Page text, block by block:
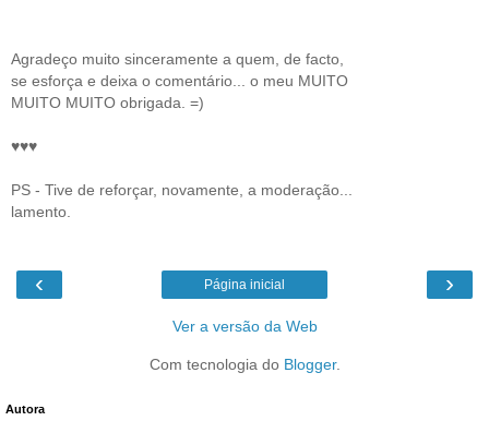
Agradeço muito sinceramente a quem, de facto,
se esforça e deixa o comentário... o meu MUITO
MUITO MUITO obrigada. =)
♥♥♥
PS - Tive de reforçar, novamente, a moderação...
lamento.
‹ ›
Página inicial
Ver a versão da Web
Com tecnologia do Blogger.
Autora